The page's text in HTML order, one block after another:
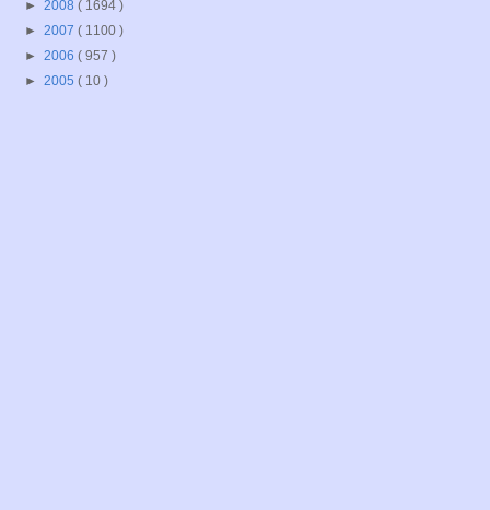
► 2008 ( 1694 )
► 2007 ( 1100 )
► 2006 ( 957 )
► 2005 ( 10 )